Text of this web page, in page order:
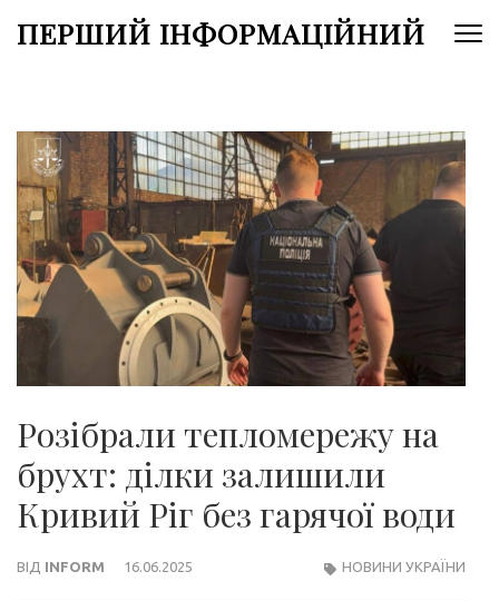
доПЕРШИЙ ІНФОРМАЦІЙНИЙ
Розібрали тепломережу на
брухт: ділки залишили
Кривий Ріг без гарячої води
ВІД INFORM 16.06.2025 НОВИНИ УКРАЇНИ